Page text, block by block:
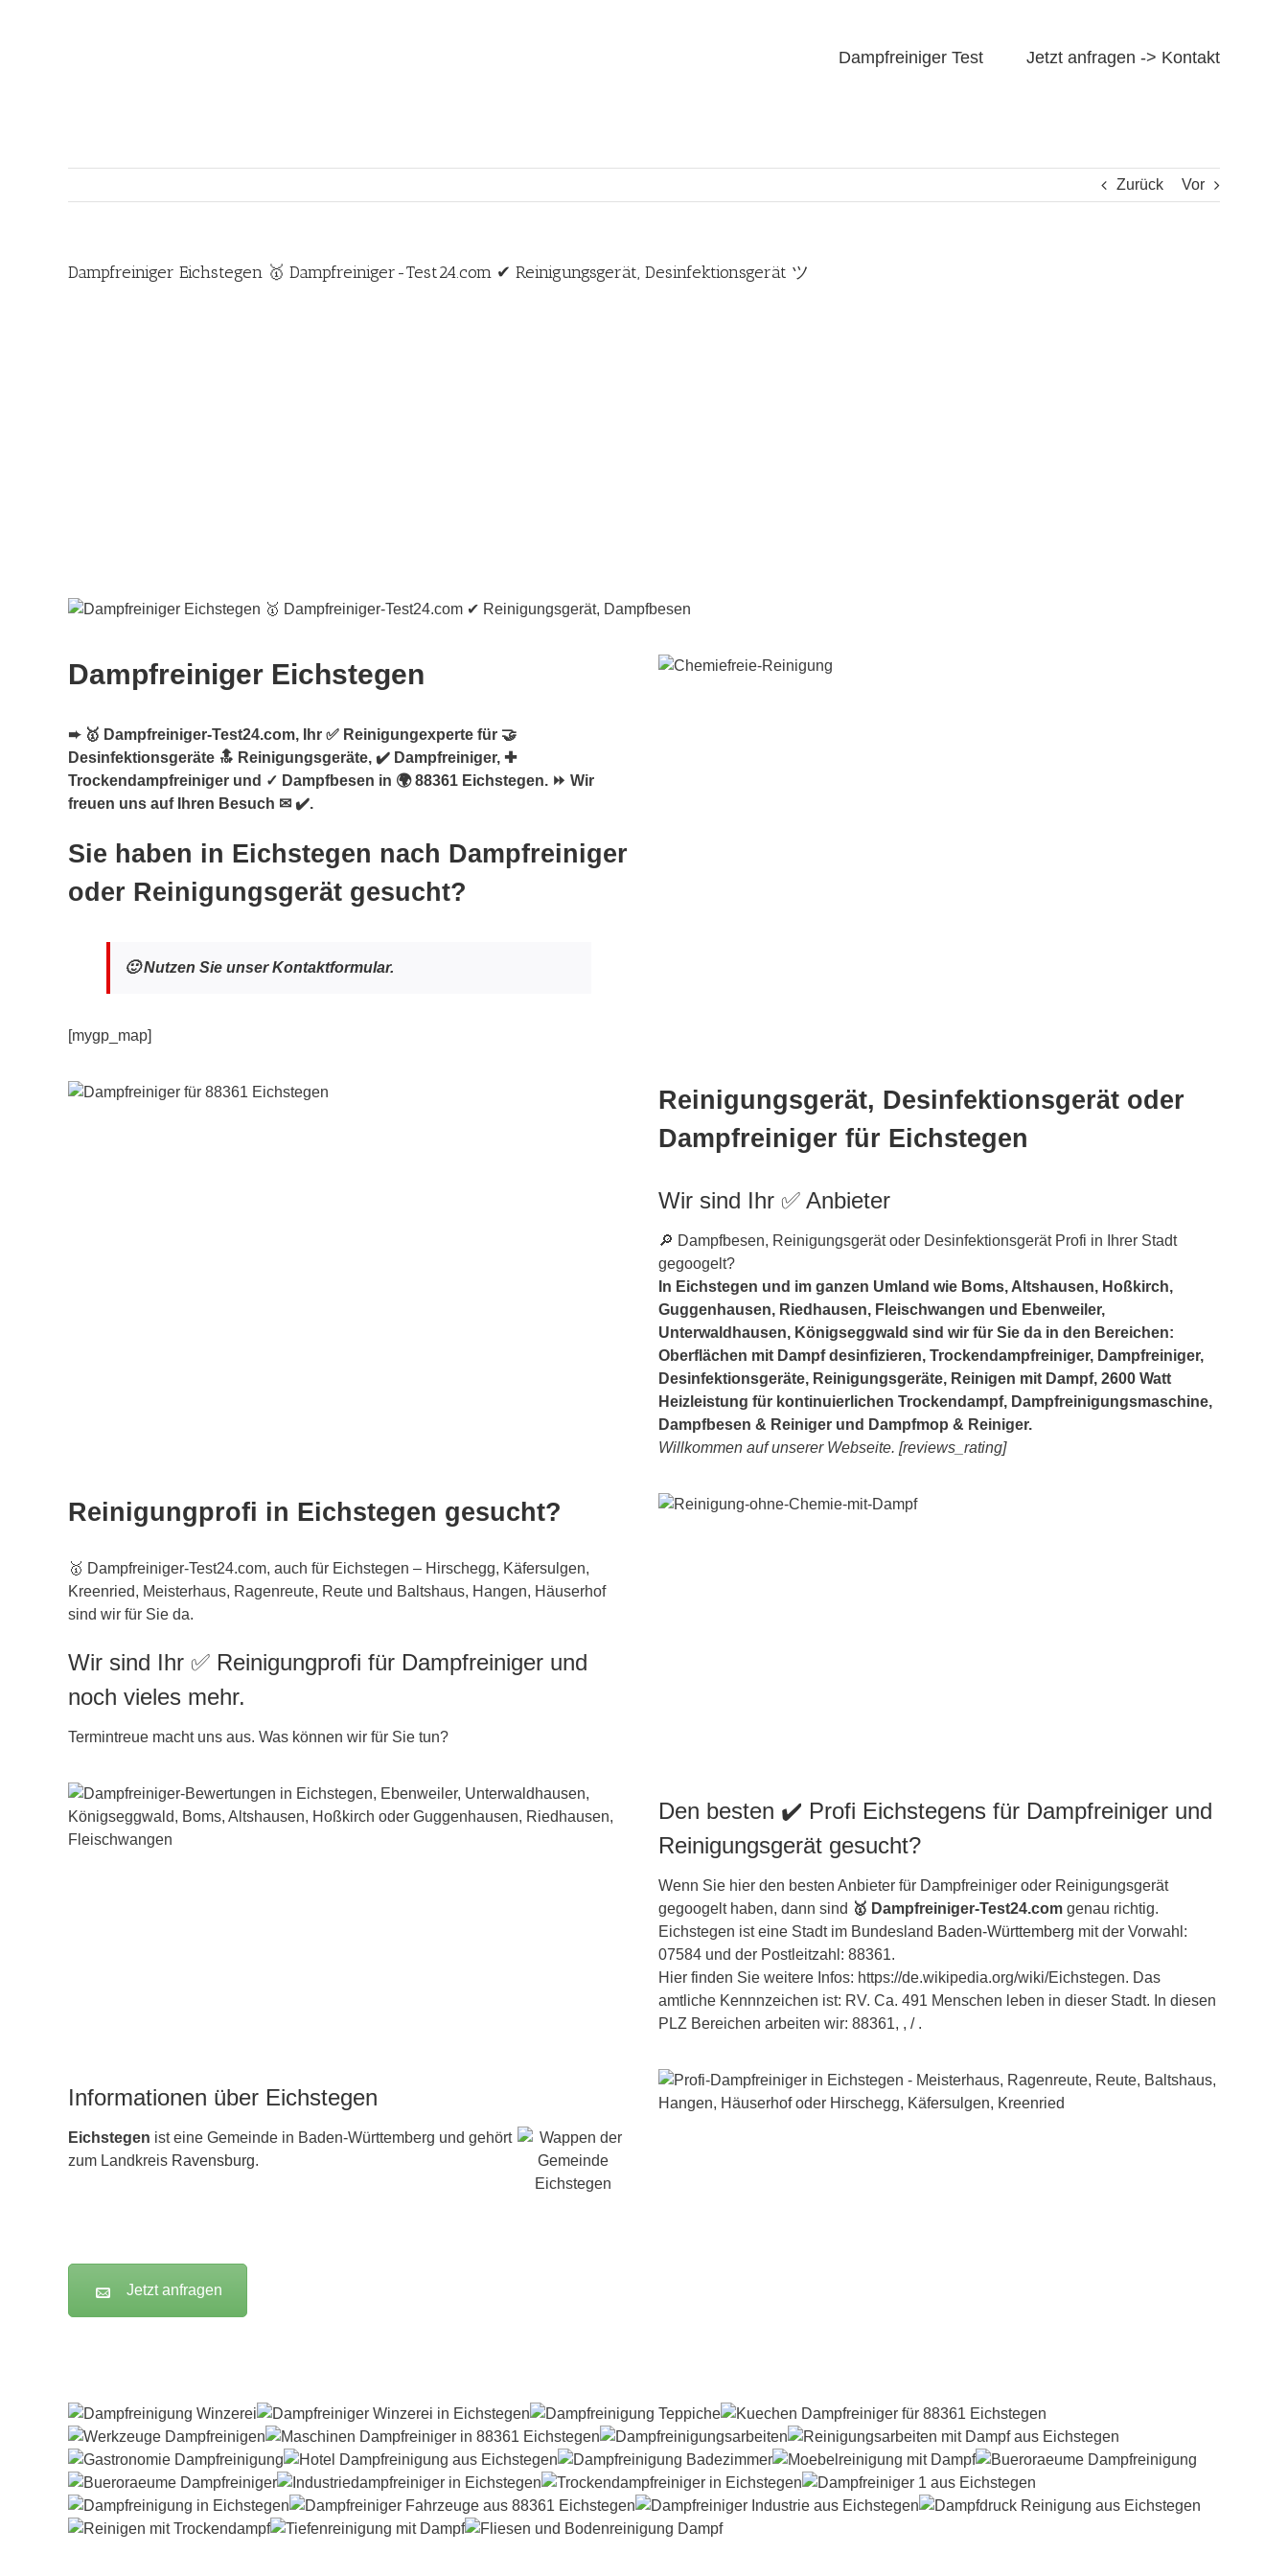
Dampfreiniger Test Jetzt anfragen -> Kontakt
Zurück Vor
Dampfreiniger Eichstegen 🥇 Dampfreiniger-Test24.com ✔ Reinigungsgerät, Desinfektionsgerät ツ
Dampfreiniger Eichstegen
➨ 🥇 Dampfreiniger-Test24.com, Ihr ✅ Reinigungexperte für 🤝
Desinfektionsgeräte 🔝 Reinigungsgeräte, ✔️ Dampfreiniger, ✚
Trockendampfreiniger und ✓ Dampfbesen in 🌍 88361 Eichstegen. ⏩ Wir
freuen uns auf Ihren Besuch ✉ ✔️.
Sie haben in Eichstegen nach Dampfreiniger
oder Reinigungsgerät gesucht?
🙂 Nutzen Sie unser Kontaktformular.
[mygp_map]
Reinigungsgerät, Desinfektionsgerät oder
Dampfreiniger für Eichstegen
Wir sind Ihr ✅ Anbieter
🔎 Dampfbesen, Reinigungsgerät oder Desinfektionsgerät Profi in Ihrer Stadt
gegoogelt?
In Eichstegen und im ganzen Umland wie Boms, Altshausen, Hoßkirch,
Guggenhausen, Riedhausen, Fleischwangen und Ebenweiler,
Unterwaldhausen, Königseggwald sind wir für Sie da in den Bereichen:
Oberflächen mit Dampf desinfizieren, Trockendampfreiniger, Dampfreiniger,
Desinfektionsgeräte, Reinigungsgeräte, Reinigen mit Dampf, 2600 Watt
Heizleistung für kontinuierlichen Trockendampf, Dampfreinigungsmaschine,
Dampfbesen & Reiniger und Dampfmop & Reiniger.
Willkommen auf unserer Webseite. [reviews_rating]
Reinigungprofi in Eichstegen gesucht?
🥇 Dampfreiniger-Test24.com, auch für Eichstegen – Hirschegg, Käfersulgen,
Kreenried, Meisterhaus, Ragenreute, Reute und Baltshaus, Hangen, Häuserhof
sind wir für Sie da.
Wir sind Ihr ✅ Reinigungprofi für Dampfreiniger und
noch vieles mehr.
Termintreue macht uns aus. Was können wir für Sie tun?
Den besten ✔️ Profi Eichstegens für Dampfreiniger und
Reinigungsgerät gesucht?
Wenn Sie hier den besten Anbieter für Dampfreiniger oder Reinigungsgerät
gegoogelt haben, dann sind 🥇 Dampfreiniger-Test24.com genau richtig.
Eichstegen ist eine Stadt im Bundesland Baden-Württemberg mit der Vorwahl:
07584 und der Postleitzahl: 88361.
Hier finden Sie weitere Infos: https://de.wikipedia.org/wiki/Eichstegen. Das
amtliche Kennnzeichen ist: RV. Ca. 491 Menschen leben in dieser Stadt. In diesen
PLZ Bereichen arbeiten wir: 88361, , / .
Informationen über Eichstegen
Eichstegen ist eine Gemeinde in Baden-Württemberg und gehört
zum Landkreis Ravensburg.
Jetzt anfragen